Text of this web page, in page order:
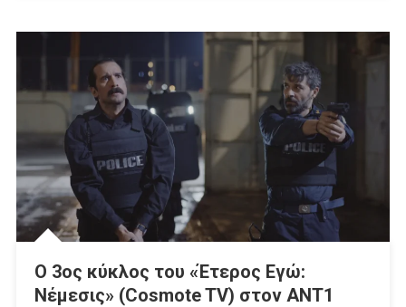
Ο 3ος κύκλος του «Έτερος Εγώ:
Νέμεσις» (Cosmote TV) στον ΑΝΤ1